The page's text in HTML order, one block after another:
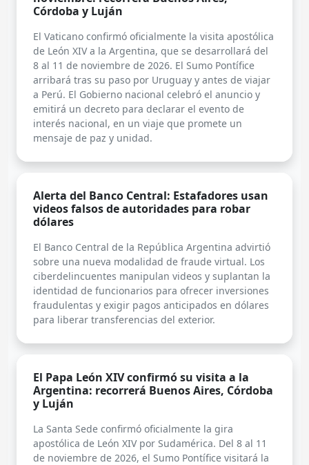
Córdoba y Luján
El Vaticano confirmó oficialmente la visita apostólica
de León XIV a la Argentina, que se desarrollará del
8 al 11 de noviembre de 2026. El Sumo Pontífice
arribará tras su paso por Uruguay y antes de viajar
a Perú. El Gobierno nacional celebró el anuncio y
emitirá un decreto para declarar el evento de
interés nacional, en un viaje que promete un
mensaje de paz y unidad.
Alerta del Banco Central: Estafadores usan
videos falsos de autoridades para robar
dólares
El Banco Central de la República Argentina advirtió
sobre una nueva modalidad de fraude virtual. Los
ciberdelincuentes manipulan videos y suplantan la
identidad de funcionarios para ofrecer inversiones
fraudulentas y exigir pagos anticipados en dólares
para liberar transferencias del exterior.
El Papa León XIV confirmó su visita a la
Argentina: recorrerá Buenos Aires, Córdoba
y Luján
La Santa Sede confirmó oficialmente la gira
apostólica de León XIV por Sudamérica. Del 8 al 11
de noviembre de 2026, el Sumo Pontífice visitará la